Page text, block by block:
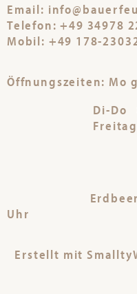
Email:
Telefon: +49 34978
Mobil: +49 178-
Öffnungszeiten: Mo
Di-Do
Freitag
Erdbeerbude:
Uhr
Erstellt mit